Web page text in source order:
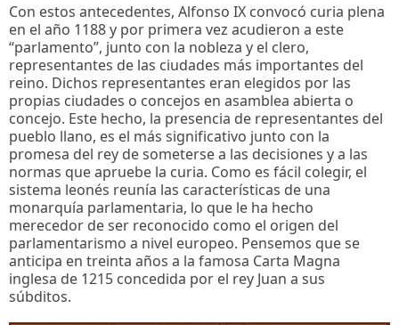
Con estos antecedentes, Alfonso IX convocó curia plena
en el año 1188 y por primera vez acudieron a este
“parlamento”, junto con la nobleza y el clero,
representantes de las ciudades más importantes del
reino. Dichos representantes eran elegidos por las
propias ciudades o concejos en asamblea abierta o
concejo. Este hecho, la presencia de representantes del
pueblo llano, es el más significativo junto con la
promesa del rey de someterse a las decisiones y a las
normas que apruebe la curia. Como es fácil colegir, el
sistema leonés reunía las características de una
monarquía parlamentaria, lo que le ha hecho
merecedor de ser reconocido como el origen del
parlamentarismo a nivel europeo. Pensemos que se
anticipa en treinta años a la famosa Carta Magna
inglesa de 1215 concedida por el rey Juan a sus
súbditos.